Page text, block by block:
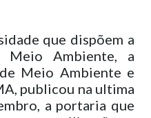
que dispõem a
Meio Ambiente, a
Meio Ambiente e
publicou na ultima
a portaria que